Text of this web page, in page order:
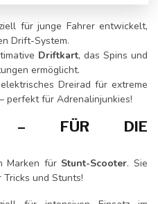
für junge Fahrer entwickelt,
Drift-System.
Driftkart, das Spins und
ermöglicht.
Dreirad für extreme
perfekt für Adrenalinjunkies!
– FÜR DIE
Marken für Stunt-Scooter. Sie
und Stunts!